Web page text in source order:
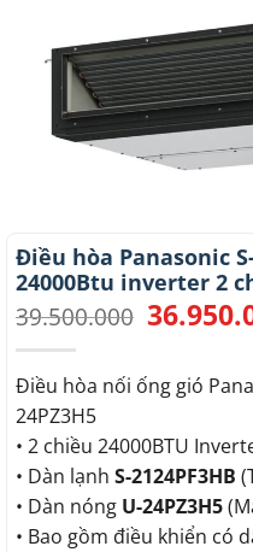
Điều hòa Panasonic
24000Btu inverter 2
39.500.000 Giá
gốc
Điều hòa nối ống gió
24PZ3H5
• 2 chiều 24000BTU
• Dàn lạnh S-2124PF3HB
• Dàn nóng U-24PZ3H5
• Bao gồm điều khiển có